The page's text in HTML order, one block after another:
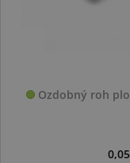
Ozdobný roh